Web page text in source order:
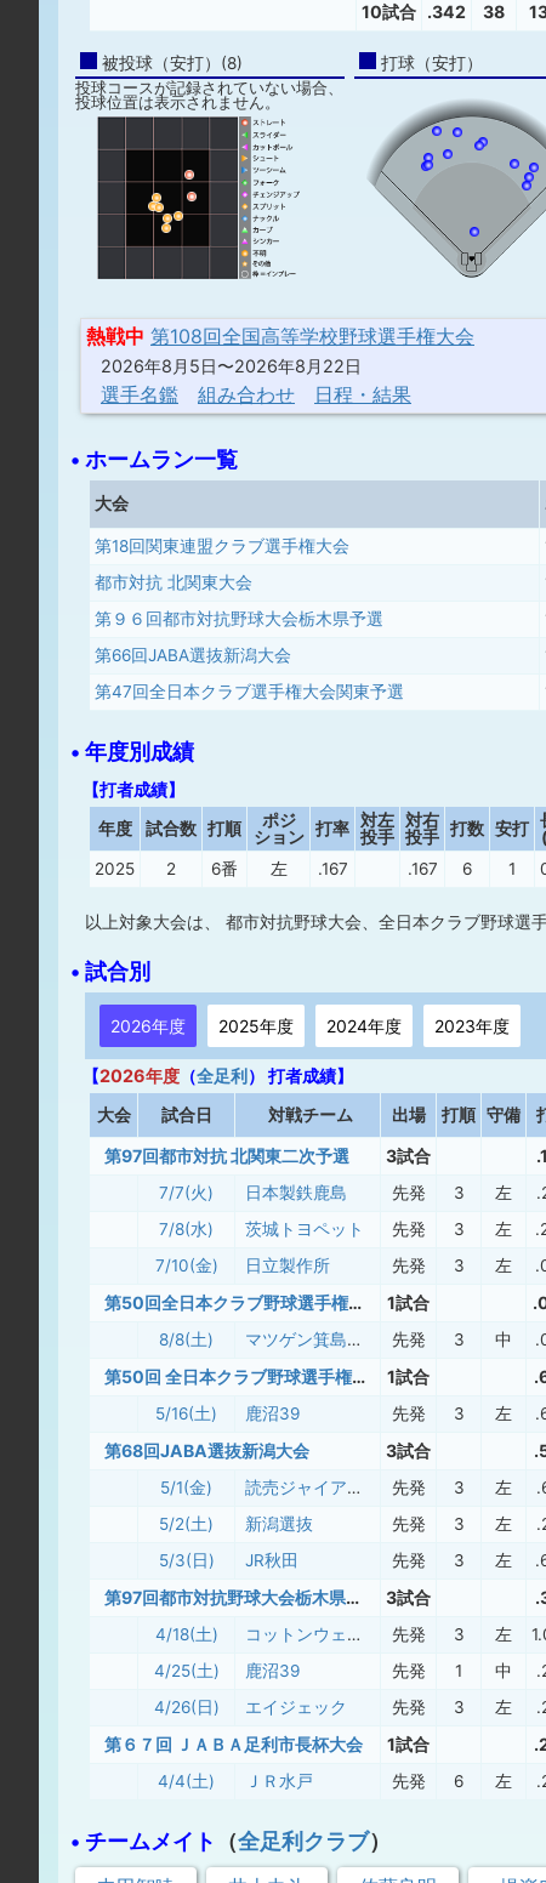
10試合 .342 38
被投球（安打）(8)
投球コースが記録されていない場合、
投球位置は表示されません。
打球（安打）
熱戦中 第108回全国高等学校野球選手権大会
2026年8月5日〜2026年8月22日
選手名鑑 組み合わせ 日程・結果
• ホームラン一覧
大会
第18回関東連盟クラブ選手権大会
都市対抗 北関東大会
第９６回都市対抗野球大会栃木県予選
第66回JABA選抜新潟大会
第47回全日本クラブ選手権大会関東予選
• 年度別成績
【打者成績】
年度 試合数 打順
ポジ
ション 打率 対左
投手
対右
投手 打数 安打
2025 2 6番 左 .167 .167 6 1
以上対象大会は、 都市対抗野球大会、全日本クラブ野球選
• 試合別
2026年度 2025年度 2024年度 2023年度
【2026年度 （全足利） 打者成績】
大会 試合日 対戦チーム 出場 打順 守備
第97回都市対抗 北関東二次予選 3試合
7/7(火) 日本製鉄鹿島 先発 3 左
7/8(水)
茨城トヨペット 先発 3 左
7/10(金)
日立製作所 先発 3 左
第50回全日本クラブ野球選手権大会 1試合
8/8(土) マツゲン箕島硬式野球部 先発 3 中
第50回 全日本クラブ野球選手権大会栃木県予選 兼 第19回関東連盟クラブ選手権大会栃木県予選 大会 1試合
5/16(土) 鹿沼39 先発 3 左
第68回JABA選抜新潟大会 3試合
5/1(金) 読売ジャイアンツ(三軍) 先発 3 左
5/2(土)
新潟選抜 先発 3 左
5/3(日)
JR秋田 先発 3 左
第97回都市対抗野球大会栃木県予選 3試合
4/18(土) コットンウェイ硬式野球倶楽部 先発 3 左
4/25(土)
鹿沼39 先発 1 中
4/26(日)
エイジェック 先発 3 左
第６７回 ＪＡＢＡ足利市長杯大会 1試合
4/4(土) ＪＲ水戸 先発 6 左
• チームメイト （全足利クラブ）